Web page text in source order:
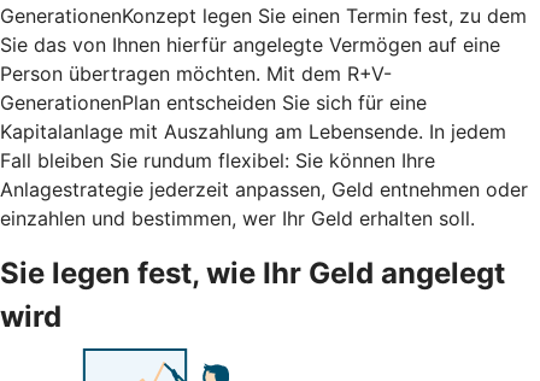
GenerationenKonzept legen Sie einen Termin fest, zu dem
Sie das von Ihnen hierfür angelegte Vermögen auf eine
Person übertragen möchten. Mit dem R+V-
GenerationenPlan entscheiden Sie sich für eine
Kapitalanlage mit Auszahlung am Lebensende. In jedem
Fall bleiben Sie rundum flexibel: Sie können Ihre
Anlagestrategie jederzeit anpassen, Geld entnehmen oder
einzahlen und bestimmen, wer Ihr Geld erhalten soll.
Sie legen fest, wie Ihr Geld angelegt
wird